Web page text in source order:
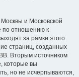
и Московской
по отношению к
за рамки этого
страниц, созданных
Вторым источником
которые вы
но не исчерпываются,